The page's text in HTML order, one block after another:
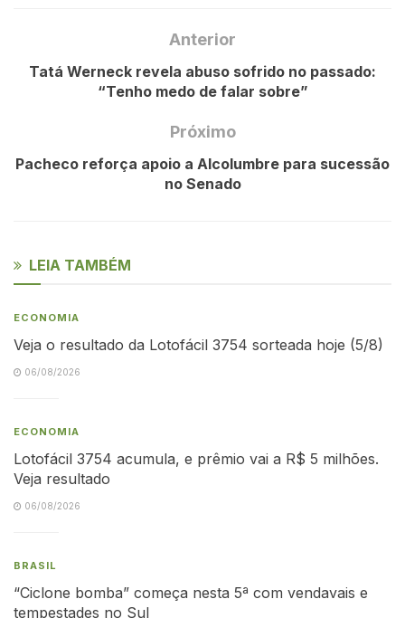
Anterior
Tatá Werneck revela abuso sofrido no passado:
“Tenho medo de falar sobre”
Próximo
Pacheco reforça apoio a Alcolumbre para sucessão
no Senado
LEIA TAMBÉM
ECONOMIA
Veja o resultado da Lotofácil 3754 sorteada hoje (5/8)
06/08/2026
ECONOMIA
Lotofácil 3754 acumula, e prêmio vai a R$ 5 milhões.
Veja resultado
06/08/2026
BRASIL
“Ciclone bomba” começa nesta 5ª com vendavais e
tempestades no Sul